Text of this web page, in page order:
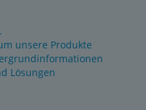
unsere Produkte
Lösungen